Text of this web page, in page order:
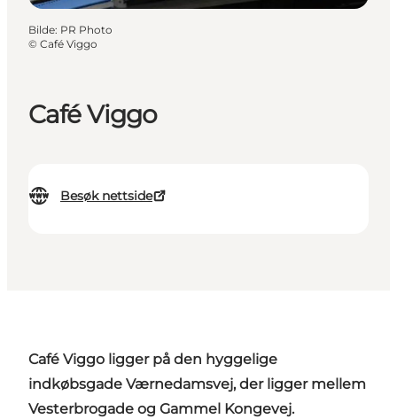
Café Viggo
Besøk nettside
Bilde: PR Photo
© Café Viggo
Café Viggo ligger på den hyggelige
indkøbsgade Værnedamsvej, der ligger mellem
Vesterbrogade og Gammel Kongevej.